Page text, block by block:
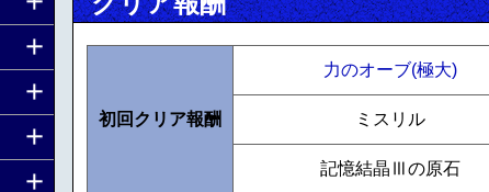
初回クリア報酬
力のオーブ(極大)
ミスリル
記憶結晶Ⅲの原石